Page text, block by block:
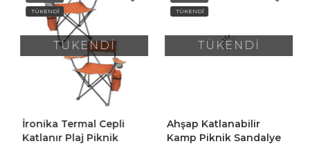
TÜKENDİ
TÜKENDİ
İronika Termal Cepli
Katlanır Plaj Piknik
TÜKENDİ
TÜKENDİ
Ahşap Katlanabilir
Kamp Piknik Sandalye